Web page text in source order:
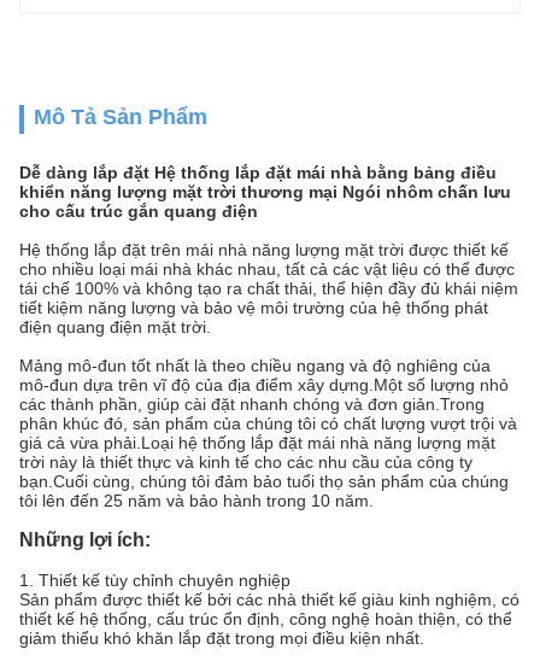
Mô Tả Sản Phẩm
Dễ dàng lắp đặt Hệ thống lắp đặt mái nhà bằng bảng điều
khiển năng lượng mặt trời thương mại Ngói nhôm chấn lưu
cho cấu trúc gắn quang điện
Hệ thống lắp đặt trên mái nhà năng lượng mặt trời được thiết kế
cho nhiều loại mái nhà khác nhau, tất cả các vật liệu có thể được
tái chế 100% và không tạo ra chất thải, thể hiện đầy đủ khái niệm
tiết kiệm năng lượng và bảo vệ môi trường của hệ thống phát
điện quang điện mặt trời.
Mảng mô-đun tốt nhất là theo chiều ngang và độ nghiêng của
mô-đun dựa trên vĩ độ của địa điểm xây dựng.Một số lượng nhỏ
các thành phần, giúp cài đặt nhanh chóng và đơn giản.Trong
phân khúc đó, sản phẩm của chúng tôi có chất lượng vượt trội và
giá cả vừa phải.Loại hệ thống lắp đặt mái nhà năng lượng mặt
trời này là thiết thực và kinh tế cho các nhu cầu của công ty
bạn.Cuối cùng, chúng tôi đảm bảo tuổi thọ sản phẩm của chúng
tôi lên đến 25 năm và bảo hành trong 10 năm.
Những lợi ích:
1. Thiết kế tùy chỉnh chuyên nghiệp
Sản phẩm được thiết kế bởi các nhà thiết kế giàu kinh nghiệm, có
thiết kế hệ thống, cấu trúc ổn định, công nghệ hoàn thiện, có thể
giảm thiểu khó khăn lắp đặt trong mọi điều kiện nhất.